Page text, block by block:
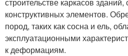
конструктивных элементов.
пород, таких как сосна и ель,
эксплуатационными
к деформациям.